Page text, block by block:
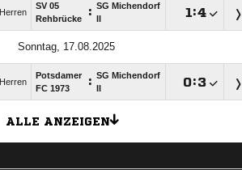
Herren
SV 05
Rehbrücke
: SG Michendorf
:
Sonntag, 17.08.2025
Herren
Potsdamer
FC 1973
: SG Michendorf
:
ALLE ANZEIGEN